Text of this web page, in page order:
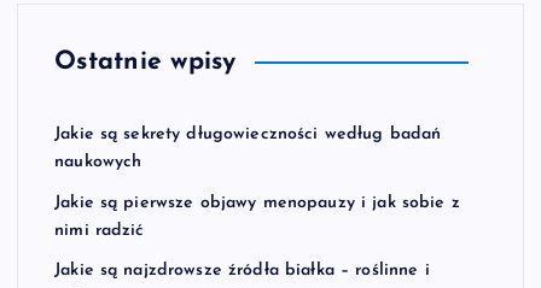
Ostatnie wpisy
Jakie są sekrety długowieczności według badań
naukowych
Jakie są pierwsze objawy menopauzy i jak sobie z
nimi radzić
Jakie są najzdrowsze źródła białka – roślinne i